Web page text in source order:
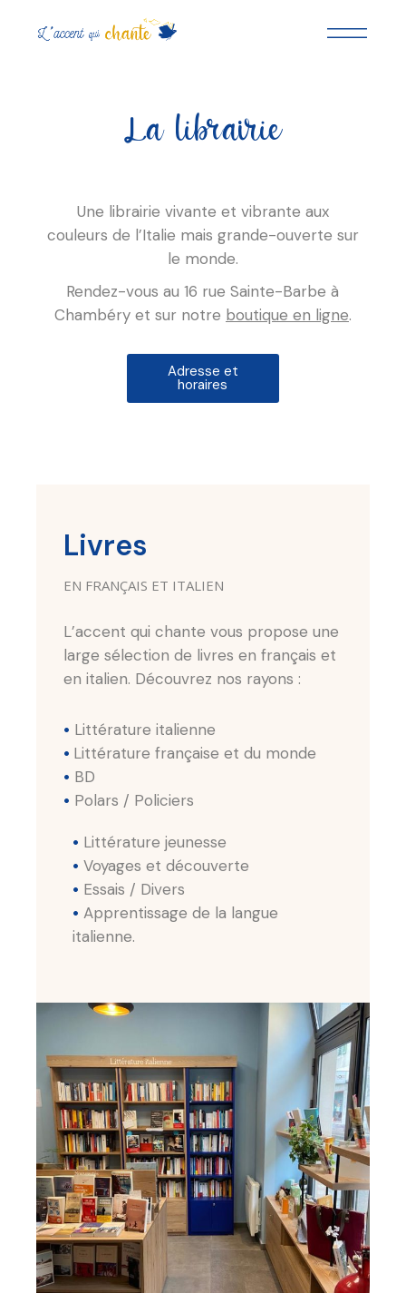
La librairie
Une librairie vivante et vibrante aux
couleurs de l’Italie mais grande-ouverte sur
le monde.
Rendez-vous au 16 rue Sainte-Barbe à
Chambéry et sur notre boutique en ligne.
Adresse et
horaires
Livres
EN FRANÇAIS ET ITALIEN
L’accent qui chante vous propose une
large sélection de livres en français et
en italien. Découvrez nos rayons :
• Littérature italienne
• Littérature française et du monde
• BD
• Polars / Policiers
• Littérature jeunesse
• Voyages et découverte
• Essais / Divers
• Apprentissage de la langue
italienne.